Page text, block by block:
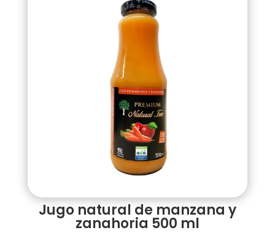
Jugo natural de manzana y
zanahoria 500 ml